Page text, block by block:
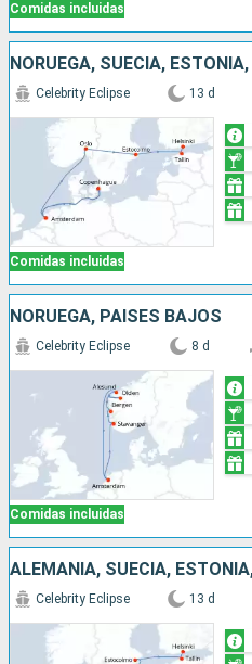
Comidas incluidas
Comidas incluidas
Celebrity Eclipse 13 d
NORUEGA, PAISES BAJOS
Comidas incluidas
Celebrity Eclipse 8 d
Celebrity Eclipse 13 d